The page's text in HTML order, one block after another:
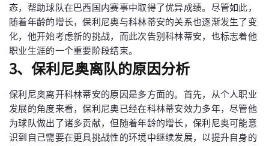
态，帮助球队在巴西国内赛事中取得了优异成绩。尽管如此，
随着年龄的增长，保利尼奥与科林蒂安的关系也逐渐发生了变
化，他开始考虑新的挑战，而此次告别科林蒂安，也标志着他
职业生涯的一个重要阶段结束。
3、保利尼奥离队的原因分析
保利尼奥离开科林蒂安的原因是多方面的。首先，从个人职业
发展的角度来看，保利尼奥已经在科林蒂安效力多年，尽管他
为球队做出了诸多贡献，但随着年龄的增长，保利尼奥可能意
识到自己需要在更具挑战性的环境中继续发展，以提升自身的